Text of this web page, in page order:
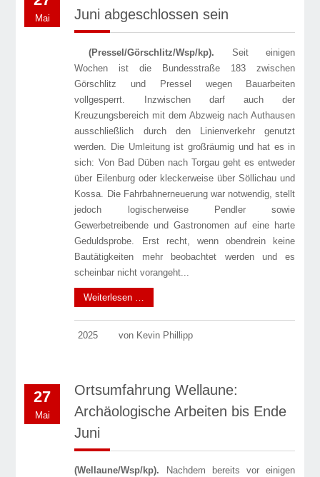
Mai
Juni abgeschlossen sein
(Pressel/Görschlitz/Wsp/kp). Seit einigen
Wochen ist die Bundesstraße 183 zwischen
Görschlitz und Pressel wegen Bauarbeiten
vollgesperrt. Inzwischen darf auch der
Kreuzungsbereich mit dem Abzweig nach Authausen
ausschließlich durch den Linienverkehr genutzt
werden. Die Umleitung ist großräumig und hat es in
sich: Von Bad Düben nach Torgau geht es entweder
über Eilenburg oder kleckerweise über Söllichau und
Kossa. Die Fahrbahnerneuerung war notwendig, stellt
jedoch logischerweise Pendler sowie
Gewerbetreibende und Gastronomen auf eine harte
Geduldsprobe. Erst recht, wenn obendrein keine
Bautätigkeiten mehr beobachtet werden und es
scheinbar nicht vorangeht...
Weiterlesen …
2025 von Kevin Phillipp
27
Mai
Ortsumfahrung Wellaune:
Archäologische Arbeiten bis Ende
Juni
(Wellaune/Wsp/kp). Nachdem bereits vor einigen